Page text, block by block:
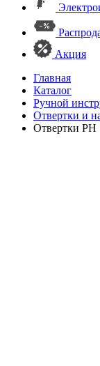
Акция
Главная
Каталог
Ручной
Отвертки и
Отвертки PH